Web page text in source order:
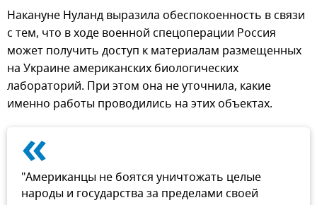
Накануне Нуланд выразила обеспокоенность в связи
с тем, что в ходе военной спецоперации Россия
может получить доступ к материалам размещенных
на Украине американских биологических
лабораторий. При этом она не уточнила, какие
именно работы проводились на этих объектах.
«
"Американцы не боятся уничтожать целые
народы и государства за пределами своей